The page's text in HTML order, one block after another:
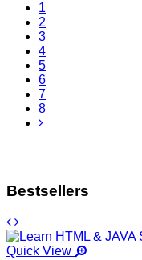
1
2
3
4
5
6
7
8
Bestsellers
Quick View